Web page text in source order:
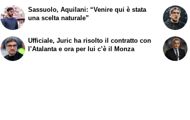
Sassuolo, Aquilani: “Venire qui è stata
una scelta naturale”
Ufficiale, Juric ha risolto il contratto con
l’Atalanta e ora per lui c’è il Monza